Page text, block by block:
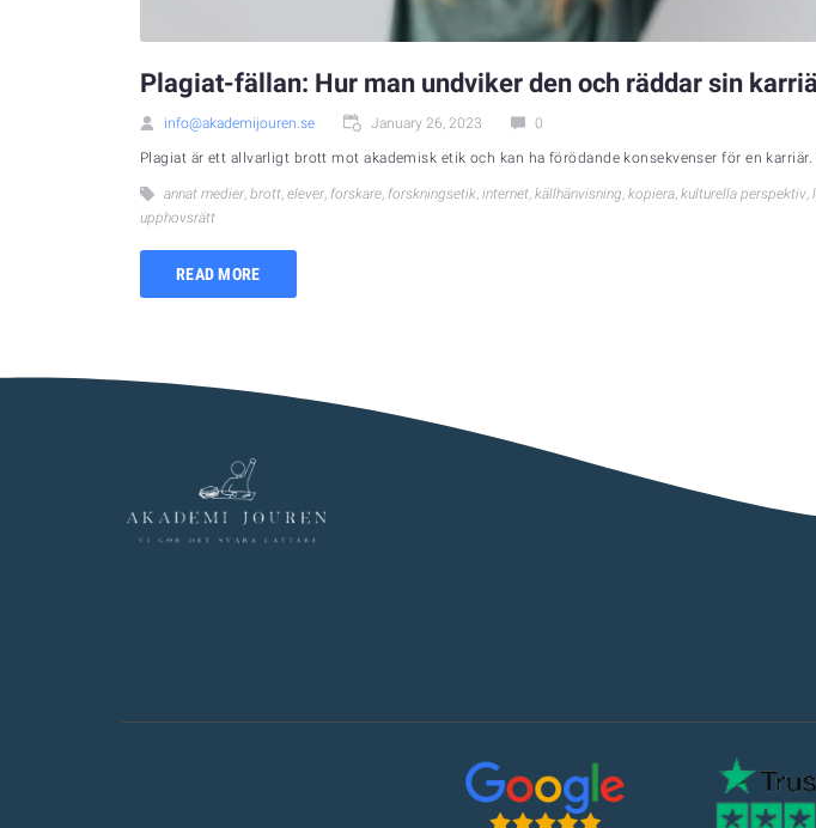
Plagiat-fällan: Hur man undviker den och räddar sin
info@akademijouren.se January 26, 2023 0
Plagiat är ett allvarligt brott mot akademisk etik och kan ha förödande konsekvenser för en
annat medier, brott, elever, forskare, forskningsetik, internet, källhänvisning, kopiera, kulturella perspektiv,
upphovsrätt
READ MORE